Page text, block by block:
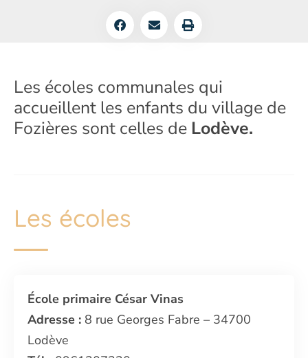
Les écoles communales qui
accueillent les enfants du village de
Fozières sont celles de Lodève.
Les écoles
École primaire César Vinas
Adresse : 8 rue Georges Fabre – 34700
Lodève